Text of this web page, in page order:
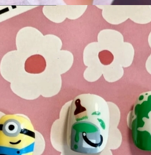
Đang mở